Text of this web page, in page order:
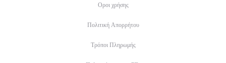
Οροι χρήσης
Πολιτική Απορρήτου
Τρόποι Πληρωμής